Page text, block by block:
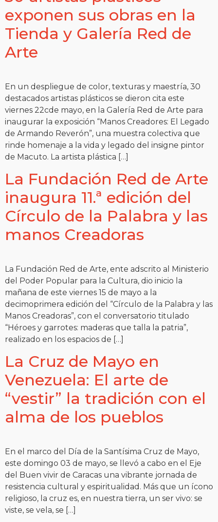
exponen sus obras en la
Tienda y Galería Red de
Arte
En un despliegue de color, texturas y maestría, 30
destacados artistas plásticos se dieron cita este
viernes 22cde mayo, en la Galería Red de Arte para
inaugurar la exposición “Manos Creadores: El Legado
de Armando Reverón”, una muestra colectiva que
rinde homenaje a la vida y legado del insigne pintor
de Macuto. La artista plástica […]
La Fundación Red de Arte
inaugura 11.ª edición del
Círculo de la Palabra y las
manos Creadoras
La Fundación Red de Arte, ente adscrito al Ministerio
del Poder Popular para la Cultura, dio inicio la
mañana de este viernes 15 de mayo a la
decimoprimera edición del “Círculo de la Palabra y las
Manos Creadoras”, con el conversatorio titulado
“Héroes y garrotes: maderas que talla la patria”,
realizado en los espacios de […]
La Cruz de Mayo en
Venezuela: El arte de
“vestir” la tradición con el
alma de los pueblos
En el marco del Día de la Santísima Cruz de Mayo,
este domingo 03 de mayo, se llevó a cabo en el Eje
del Buen vivir de Caracas una vibrante jornada de
resistencia cultural y espiritualidad. Más que un ícono
religioso, la cruz es, en nuestra tierra, un ser vivo: se
viste, se vela, se […]